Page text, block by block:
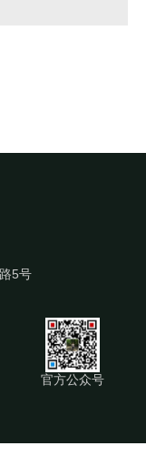
5号
官方公众号